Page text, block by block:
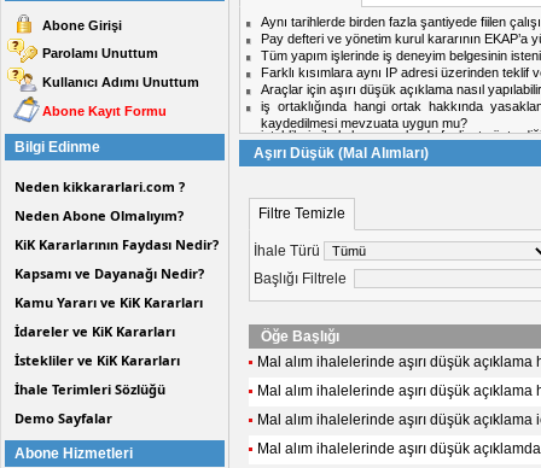
Abone Girişi
Parolamı Unuttum
Kullanıcı Adımı Unuttum
Abone Kayıt Formu
Bilgi Edinme
Neden kikkararlari.com ?
Neden Abone Olmalıyım?
KiK Kararlarının Faydası Nedir?
Kapsamı ve Dayanağı Nedir?
Kamu Yararı ve KiK Kararları
İdareler ve KiK Kararları
İstekliler ve KiK Kararları
İhale Terimleri Sözlüğü
Demo Sayfalar
Abone Hizmetleri
isteklilerin ihale konusu alanda faaliyet
Aynı ihalede iki firmadan birinin doküman
midir?
Hizmet işlerinde işin tamamlandığı tarih ile
ihale komisyon kararı için karşı oy kullanan
Personel taşıma ihalesinde, kesin teminat
Konkordato ilan eden bir firmanın ihaleden
Aşırı Düşük (Mal Alımları)
Filtre Temizle
İhale Türü
Başlığı Filtrele
Öğe Başlığı
Mal alım ihalelerinde aşırı düşük
Mal alım ihalelerinde aşırı düşük
Mal alım ihalelerinde aşırı düşük
Mal alım ihalelerinde aşırı düşük